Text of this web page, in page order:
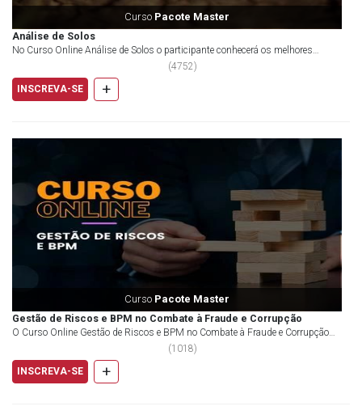
Curso Pacote Master
Análise de Solos
No Curso Online Análise de Solos o participante conhecerá os melhores
(4752)
INSCREVA-SE
+
Curso Pacote Master
Gestão de Riscos e BPM no Combate à Fraude e Corrupção
O Curso Online Gestão de Riscos e BPM no Combate à Fraude e Corrupção
aborda a conscientização das mudanças e exigê...
(1018)
INSCREVA-SE
+